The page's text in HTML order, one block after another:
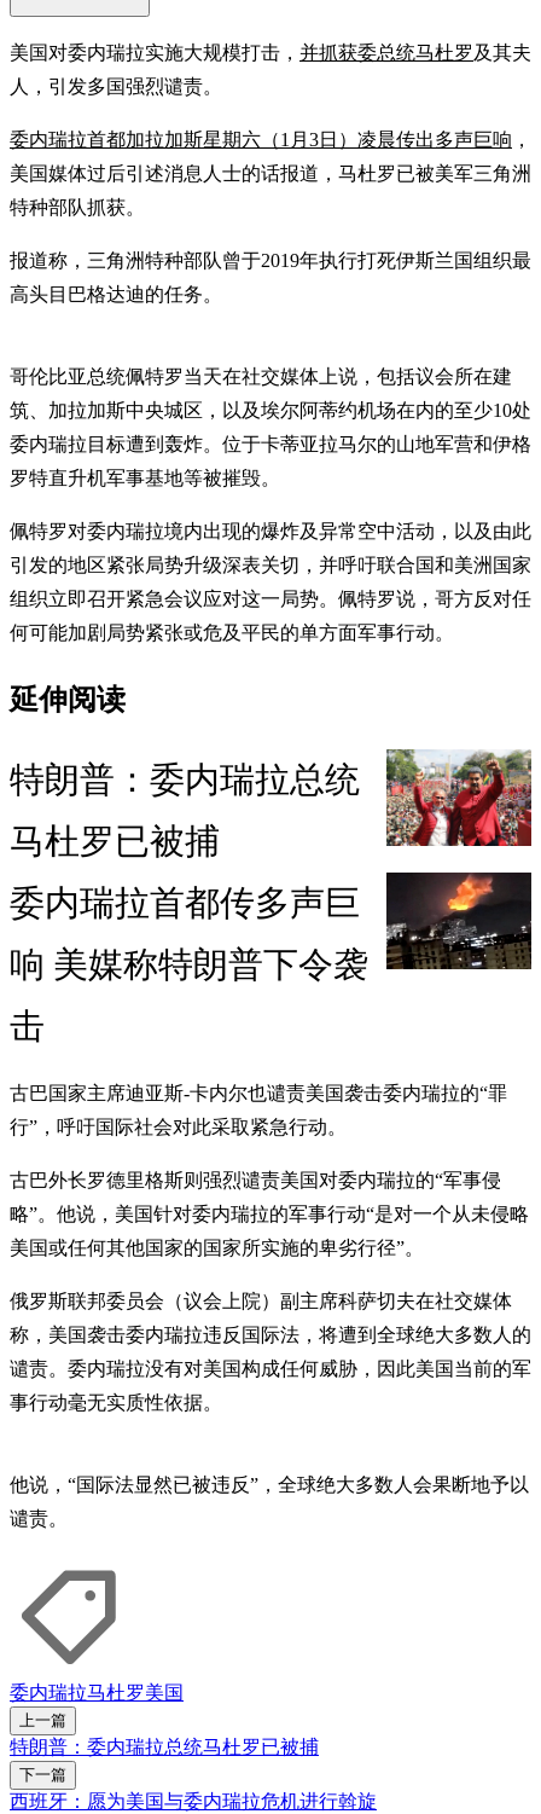
美国对委内瑞拉实施大规模打击， 并抓获委总统马杜罗 及其夫
人，引发多国强烈谴责。
委内瑞拉首都加拉加斯星期六（1月3日）凌晨传出多声巨响 ，
美国媒体过后引述消息人士的话报道，马杜罗已被美军三角洲
特种部队抓获。
报道称，三角洲特种部队曾于2019年执行打死伊斯兰国组织最
高头目巴格达迪的任务。
哥伦比亚总统佩特罗当天在社交媒体上说，包括议会所在建
筑、加拉加斯中央城区，以及埃尔阿蒂约机场在内的至少10处
委内瑞拉目标遭到轰炸。位于卡蒂亚拉马尔的山地军营和伊格
罗特直升机军事基地等被摧毁。
佩特罗对委内瑞拉境内出现的爆炸及异常空中活动，以及由此
引发的地区紧张局势升级深表关切，并呼吁联合国和美洲国家
组织立即召开紧急会议应对这一局势。佩特罗说，哥方反对任
何可能加剧局势紧张或危及平民的单方面军事行动。
延伸阅读
特朗普：委内瑞拉总统
马杜罗已被捕
委内瑞拉首都传多声巨
响 美媒称特朗普下令袭
击
古巴国家主席迪亚斯-卡内尔也谴责美国袭击委内瑞拉的“罪
行”，呼吁国际社会对此采取紧急行动。
古巴外长罗德里格斯则强烈谴责美国对委内瑞拉的“军事侵
略”。他说，美国针对委内瑞拉的军事行动“是对一个从未侵略
美国或任何其他国家的国家所实施的卑劣行径”。
俄罗斯联邦委员会（议会上院）副主席科萨切夫在社交媒体
称，美国袭击委内瑞拉违反国际法，将遭到全球绝大多数人的
谴责。委内瑞拉没有对美国构成任何威胁，因此美国当前的军
事行动毫无实质性依据。
他说，“国际法显然已被违反”，全球绝大多数人会果断地予以
谴责。
委内瑞拉马杜罗美国
上一篇
特朗普：委内瑞拉总统马杜罗已被捕
下一篇
西班牙：愿为美国与委内瑞拉危机进行斡旋